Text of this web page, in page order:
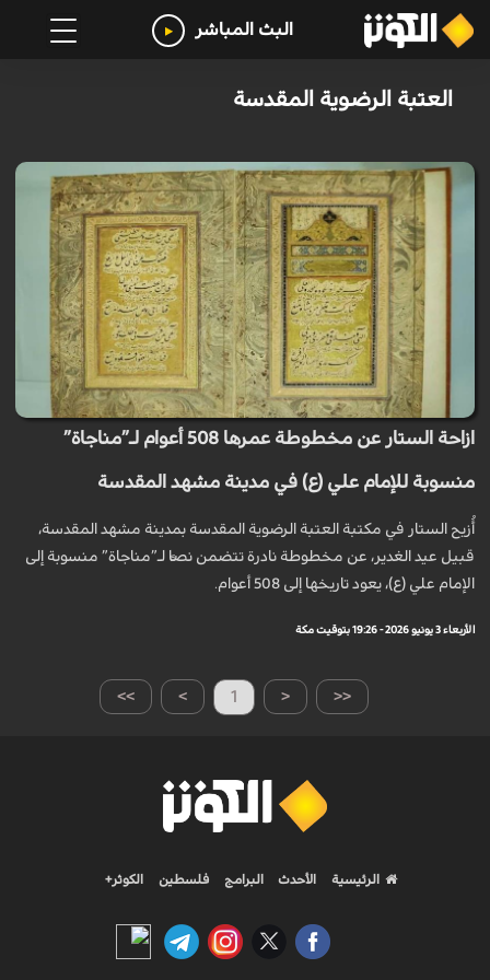
البث المباشر
العتبة الرضوية المقدسة
ازاحة الستار عن مخطوطة عمرها 508 أعوام لـ”مناجاة”
منسوبة للإمام علي (ع) في مدينة مشهد المقدسة
أُزيح الستار في مكتبة العتبة الرضوية المقدسة بمدينة مشهد المقدسة،
قبيل عيد الغدير، عن مخطوطة نادرة تتضمن نصًّا لـ”مناجاة” منسوبة إلى
الإمام علي (ع)، يعود تاريخها إلى 508 أعوام.
الأربعاء 3 يونيو 2026 - 19:26 بتوقيت مكة
>> > 1 < <<
الرئيسية الأحدث البرامج فلسطين الكوثر+